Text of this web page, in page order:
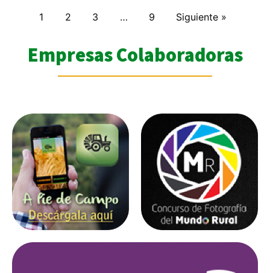
1 2 3 … 9 Siguiente »
Empresas Colaboradoras